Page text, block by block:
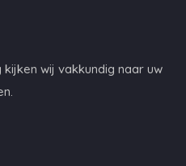
wij vakkundig naar uw